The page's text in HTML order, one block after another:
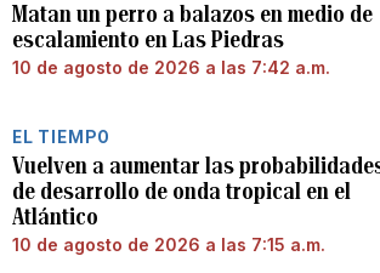
Matan un perro a balazos en medio de
escalamiento en Las Piedras
10 de agosto de 2026 a las 7:42 a.m.
EL TIEMPO
Vuelven a aumentar las
de desarrollo de onda tropical en el
Atlántico
10 de agosto de 2026 a las 7:15 a.m.